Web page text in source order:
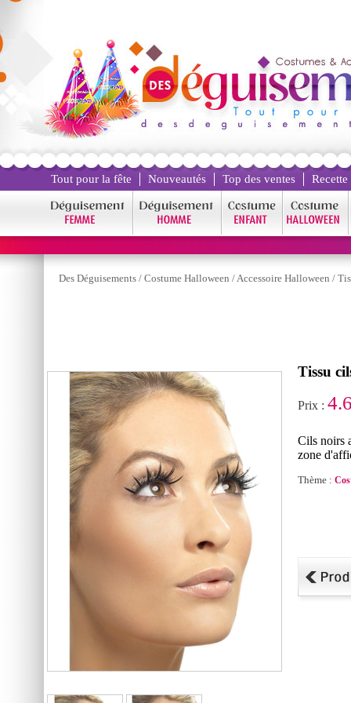
Tout pour la fête Nouveautés Top des ventes
Des Déguisements / Costume Halloween /Accessoire Halloween /
Tissu
Prix :
Cils noirs
zone
Thème :